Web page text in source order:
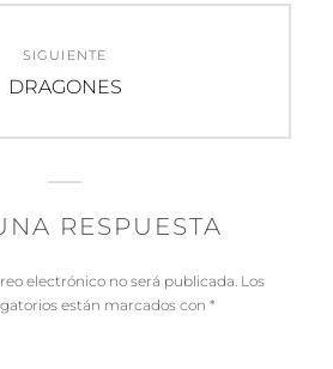
SIGUIENTE
Entrada
DRAGONES
RESPUESTA
electrónico no será publicada. Los
están marcados con *